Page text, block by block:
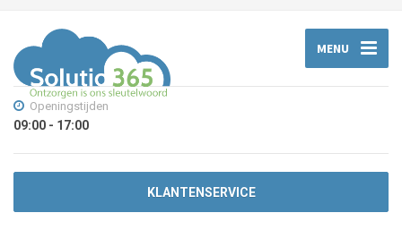
MENU
Openingstijden
09:00 - 17:00
KLANTENSERVICE